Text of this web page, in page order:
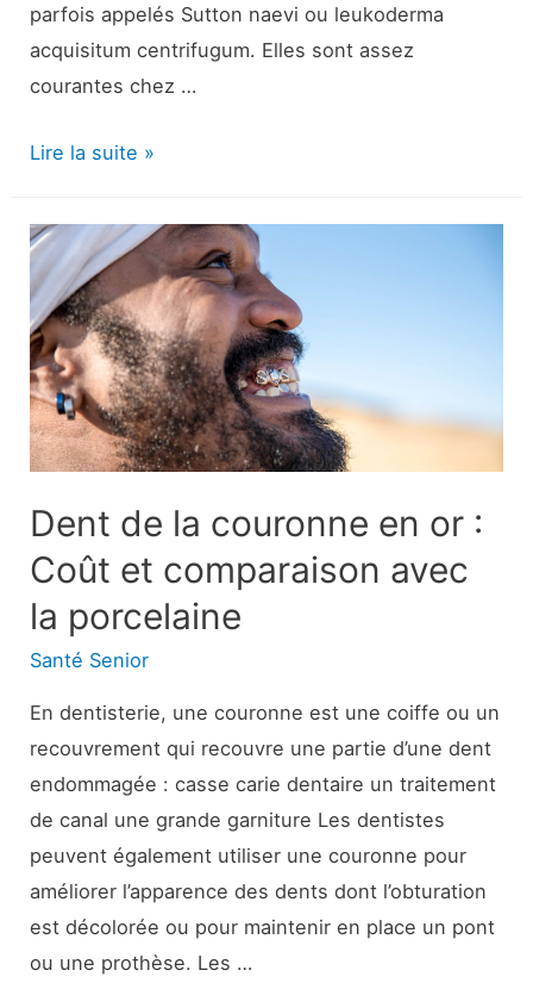
parfois appelés Sutton naevi ou leukoderma
acquisitum centrifugum. Elles sont assez
courantes chez …
halo
ou
taupe
?
Symptômes,
causes,
diagnostic
et
traitement
Lire la suite »
Dent de la couronne en or :
Coût et comparaison avec
la porcelaine
Santé Senior
En dentisterie, une couronne est une coiffe ou un
recouvrement qui recouvre une partie d’une dent
endommagée : casse carie dentaire un traitement
de canal une grande garniture Les dentistes
peuvent également utiliser une couronne pour
améliorer l’apparence des dents dont l’obturation
est décolorée ou pour maintenir en place un pont
ou une prothèse. Les …